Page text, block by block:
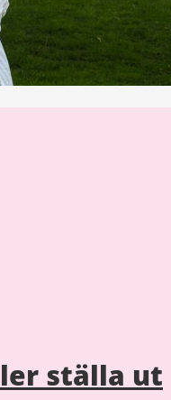
ställa ut